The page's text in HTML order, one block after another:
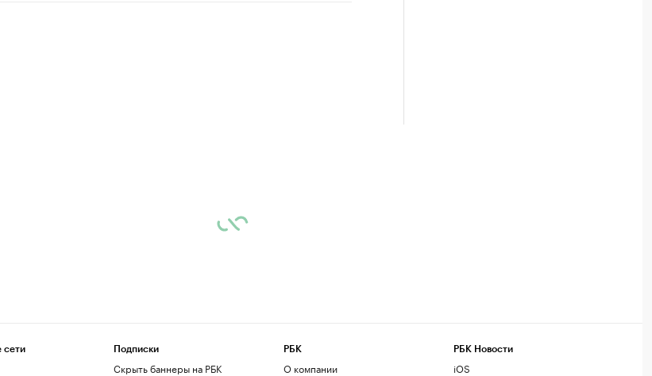
сети Подписки
Скрыть баннеры на РБК
РБК
О компании
РБК Новости
iOS